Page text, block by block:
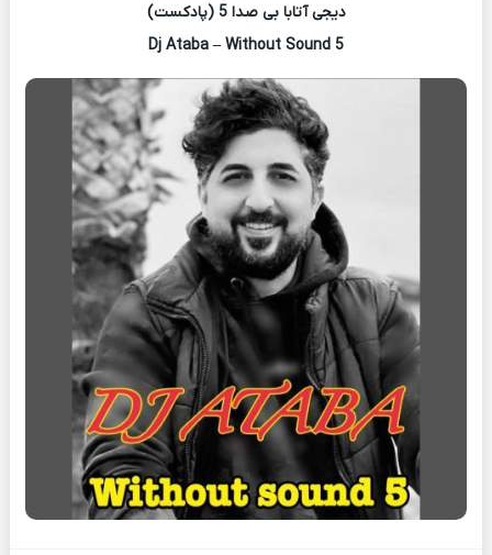
دیجی آتابا بی صدا 5 (پادکست)
Dj Ataba – Without Sound 5